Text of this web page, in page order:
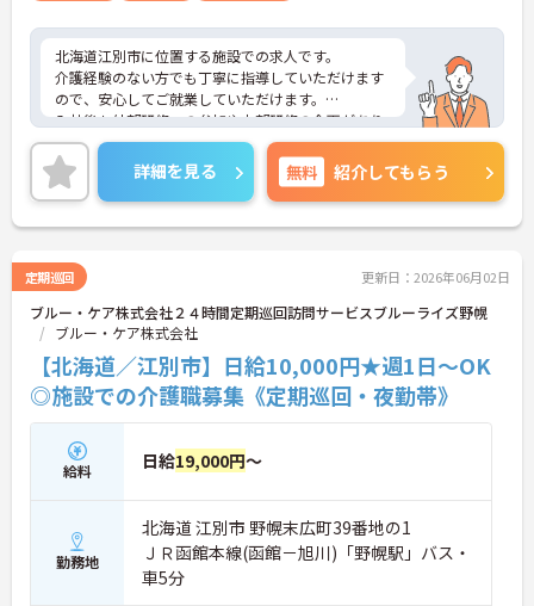
北海道江別市に位置する施設での求人です。
介護経験のない方でも丁寧に指導していただけます
ので、安心してご就業していただけます。
入社後も外部研修への参加や内部研修の企画があり
ますので、スキルアップしていく事が出来ます。
ご興味のある方は、お気軽にお問い合わせくださ
い。
詳細を見る 無料 紹介してもらう
定期巡回 更新日：2026年06月02日
ブルー・ケア株式会社２４時間定期巡回訪問サービスブルーライズ野幌
ブルー・ケア株式会社
【北海道／江別市】日給10,000円★週1日～OK
◎施設での介護職募集《定期巡回・夜勤帯》
給料 日給19,000円～
勤務地
北海道 江別市 野幌末広町39番地の1
ＪＲ函館本線(函館－旭川)「野幌駅」バス・
車5分